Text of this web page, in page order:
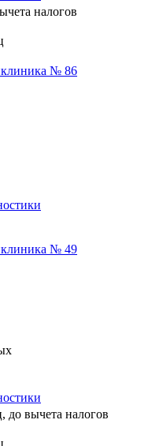
налогов
№ 86
№ 49
до вычета налогов